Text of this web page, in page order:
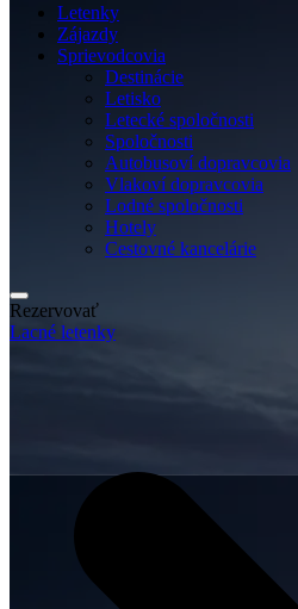
Letenky
Zájazdy
Sprievodcovia
Destinácie
Letisko
Letecké spoločnosti
Spoločnosti
Autobusoví dopravcovia
Vlakoví dopravcovia
Lodné spoločnosti
Hotely
Cestovné kancelárie
Rezervovať
Lacné letenky